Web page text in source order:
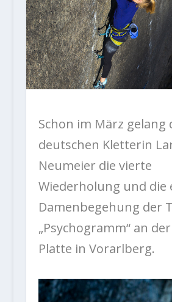
Schon im März gelang
deutschen Kletterin
Neumeier die vierte
Wiederholung und die
Damenbegehung der
„Psychogramm“ an
Platte in Vorarlberg.